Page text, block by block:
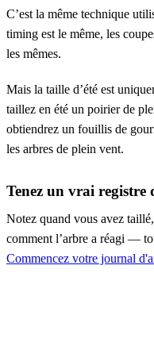
C’est la même technique
timing est le même, les
les mêmes.
Mais la taille d’été est
taillez en été un poirier de
obtiendrez un fouillis de
les arbres de plein vent.
Tenez un vrai registre
Notez quand vous avez
comment l’arbre a réagi —
Commencez votre journal